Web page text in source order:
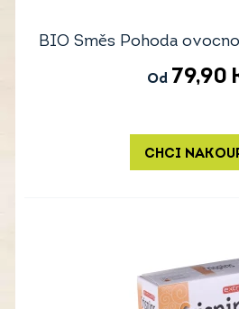
BIO Směs Pohoda
Od 79,90
CHCI